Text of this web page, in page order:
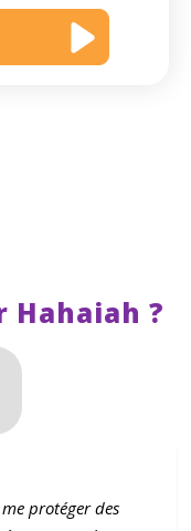
Hahaiah ?
protéger des